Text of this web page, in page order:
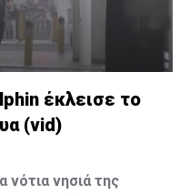
έκλεισε το
(vid)
νησιά της